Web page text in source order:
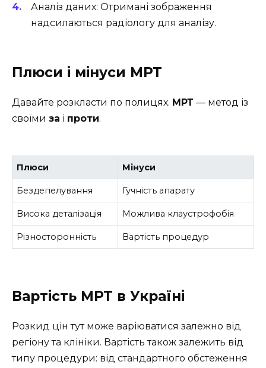
Аналіз даних: Отримані зображення
надсилаються радіологу для аналізу.
Плюси і мінуси МРТ
Давайте розкласти по полицях. МРТ — метод із
своїми за і проти.
Плюси Мінуси
Бездепелування Гучність апарату
Висока деталізація Можлива клаустрофобія
Різносторонність Вартість процедур
Вартість МРТ в Україні
Розкид цін тут може варіюватися залежно від
регіону та клініки. Вартість також залежить від
типу процедури: від стандартного обстеження